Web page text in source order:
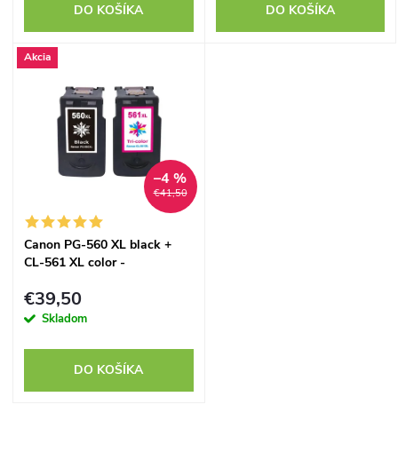
o
d
o
v
d
o
v
DO KOŠÍKA DO KOŠÍKA
Akcia
€41,50
–4 %
Canon PG-560 XL black +
CL-561 XL color -
€39,50
Skladom
DO KOŠÍKA